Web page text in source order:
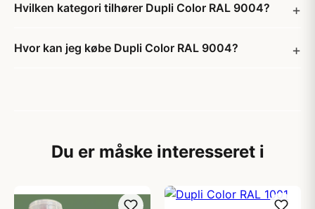
Hvilken kategori tilhører Dupli Color RAL 9004?
Hvor kan jeg købe Dupli Color RAL 9004?
Du er måske interesseret i